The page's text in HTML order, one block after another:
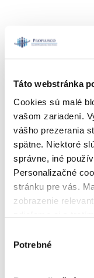
Táto webstránka
Cookies sú malé
vašom zariadení.
vášho prezerania
spätne. Niektoré
správne, iné
Personalizačné
stránku pre vás.
zobrazenie
tieto cookies a
súhlasu
Potrebné